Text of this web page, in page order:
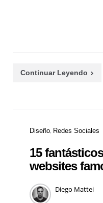
Continuar Leyendo
Diseño Redes Sociales
15
websites
Diego Mattei